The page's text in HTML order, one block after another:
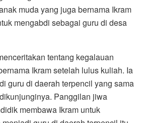
muda yang juga bernama Ikram
mengabdi sebagai guru di desa
tentang kegalauan
Ikram setelah lulus kuliah. Ia
guru di daerah terpencil yang sama
Panggilan jiwa
membawa Ikram untuk